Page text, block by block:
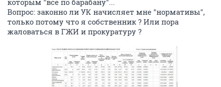
которым "все по барабану"...
Вопрос: законно ли УК начисляет мне "нормативы",
только потому что я собственник ? Или пора
жаловаться в ГЖИ и прокуратуру ?